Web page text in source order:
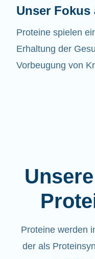
Unser Fokus
Proteine spielen
Erhaltung der
Vorbeugung von
Proteine werden
der als